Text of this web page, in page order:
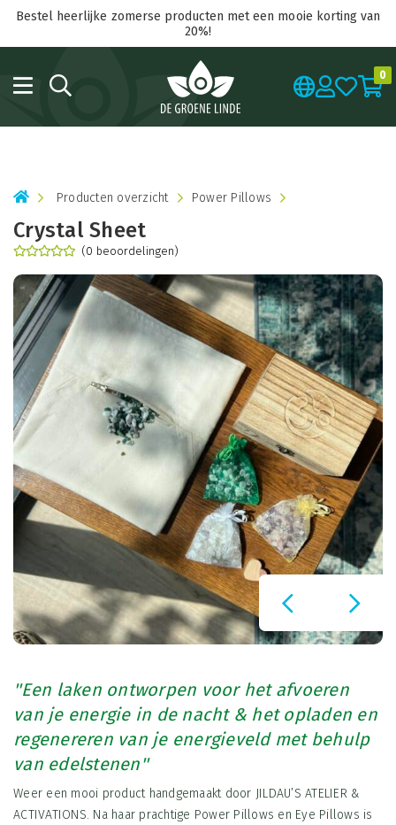
Bestel heerlijke zomerse producten met een mooie korting van
20%!
0
Producten overzicht Power Pillows
Crystal Sheet
(0 beoordelingen)
''Een laken ontworpen voor het afvoeren
van je energie in de nacht & het opladen en
regenereren van je energieveld met behulp
van edelstenen''
Weer een mooi product handgemaakt door JILDAU’S ATELIER &
ACTIVATIONS. Na haar prachtige Power Pillows en Eye Pillows is